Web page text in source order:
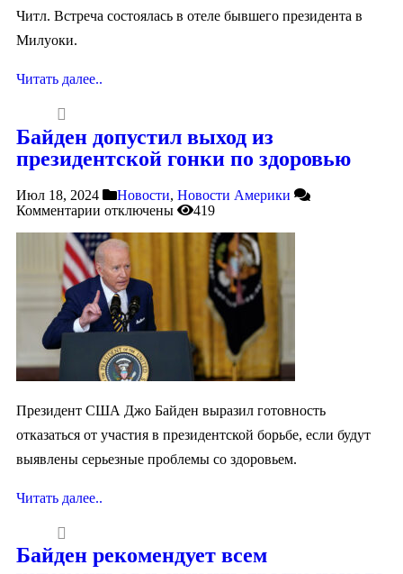
Читл. Встреча состоялась в отеле бывшего президента в
Милуоки.
Читать далее..
Байден допустил выход из
президентской гонки по здоровью
Июл 18, 2024 Новости, Новости Америки
Комментарии отключены 419
Президент США Джо Байден выразил готовность
отказаться от участия в президентской борьбе, если будут
выявлены серьезные проблемы со здоровьем.
Читать далее..
Байден рекомендует всем